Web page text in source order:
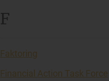
F
Faktoring
Financial Action Task Force